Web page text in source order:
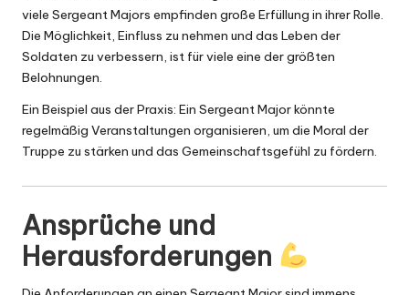
viele Sergeant Majors empfinden große Erfüllung in ihrer Rolle.
Die Möglichkeit, Einfluss zu nehmen und das Leben der
Soldaten zu verbessern, ist für viele eine der größten
Belohnungen.
Ein Beispiel aus der Praxis: Ein Sergeant Major könnte
regelmäßig Veranstaltungen organisieren, um die Moral der
Truppe zu stärken und das Gemeinschaftsgefühl zu fördern.
Ansprüche und
Herausforderungen